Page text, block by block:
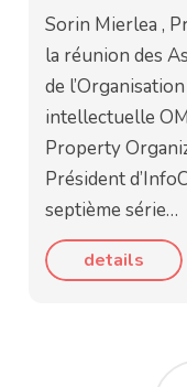
Sorin Mierlea ,
la réunion des
de
intellectuelle
Property
Président
septième série…
details